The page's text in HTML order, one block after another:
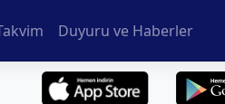
Duyuru ve Haberler